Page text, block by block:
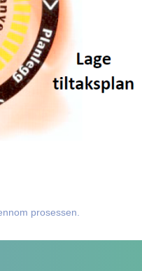
prosessen.